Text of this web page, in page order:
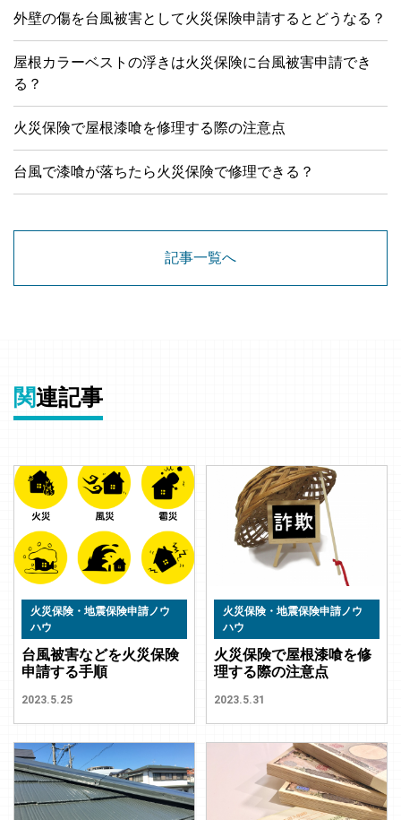
外壁の傷を台風被害として火災保険申請するとどうなる？
屋根カラーベストの浮きは火災保険に台風被害申請でき
る？
火災保険で屋根漆喰を修理する際の注意点
台風で漆喰が落ちたら火災保険で修理できる？
記事一覧へ
関連記事
火災保険・地震保険申請ノウ
ハウ
台風被害などを火災保険
申請する手順
2023.5.25
火災保険・地震保険申請ノウ
ハウ
火災保険で屋根漆喰を修
理する際の注意点
2023.5.31